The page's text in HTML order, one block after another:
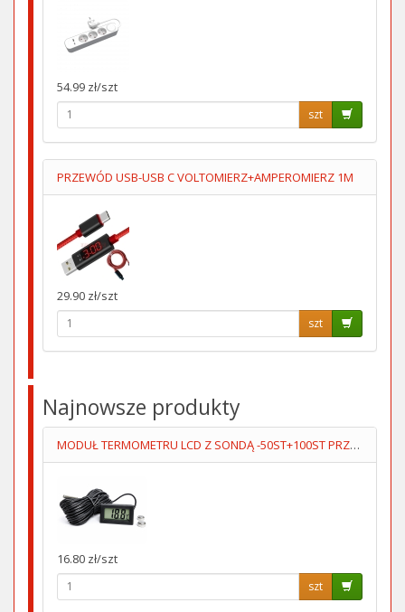
54.99 zł/szt
szt
PRZEWÓD USB-USB C VOLTOMIERZ+AMPEROMIERZ 1M
29.90 zł/szt
szt
Najnowsze produkty
MODUŁ TERMOMETRU LCD Z SONDĄ -50ST+100ST PRZEWÓD 5M
16.80 zł/szt
szt